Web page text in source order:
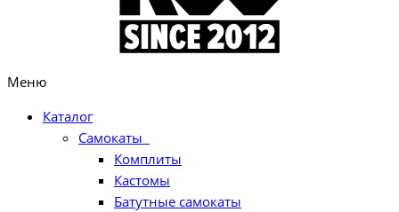
Меню
Каталог
Самокаты
Комплиты
Кастомы
Батутные самокаты